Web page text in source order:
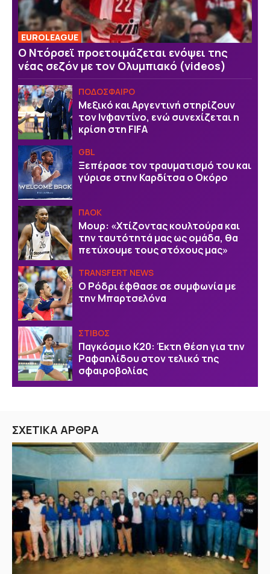
EUROLEAGUE
Ο Ντόρσεϊ προετοιμάζεται ενόψει της
νέας σεζόν με τον Ολυμπιακό (videos)
ΠΟΔΟΣΦΑΙΡΟ
Μεξικό και Αργεντινή στηρίζουν
τον Ινφαντίνο, ενώ συνεχίζεται η
κρίση στη FIFA
GBL
Ξεπέρασε τον τραυματισμό του και
γύρισε στην Καρδίτσα ο Οκόρο
ΠΑΟΚ
Μουρ: «Χτίζοντας κουλτούρα και
την ταυτότητά μας ως ομάδα, θα
πετύχουμε τους στόχους μας»
TRANSFERT NEWS
O Ρόδρι έφθασε σε συμφωνία με
την Μπαρτσελόνα
ΣΤΙΒΟΣ
Παγκόσμιο Κ20: Έκτη θέση για την
Ραφαηλίδου στον τελικό της
σφαιροβολίας
ΣΧΕΤΙΚΑ ΑΡΘΡΑ